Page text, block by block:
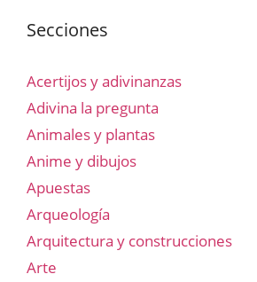
Secciones
Acertijos y adivinanzas
Adivina la pregunta
Animales y plantas
Anime y dibujos
Apuestas
Arqueología
Arquitectura y construcciones
Arte